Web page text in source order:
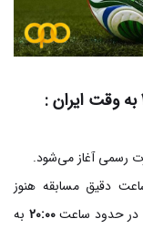
دقیق مسابقه هنوز
در حدود ساعت20:00 به